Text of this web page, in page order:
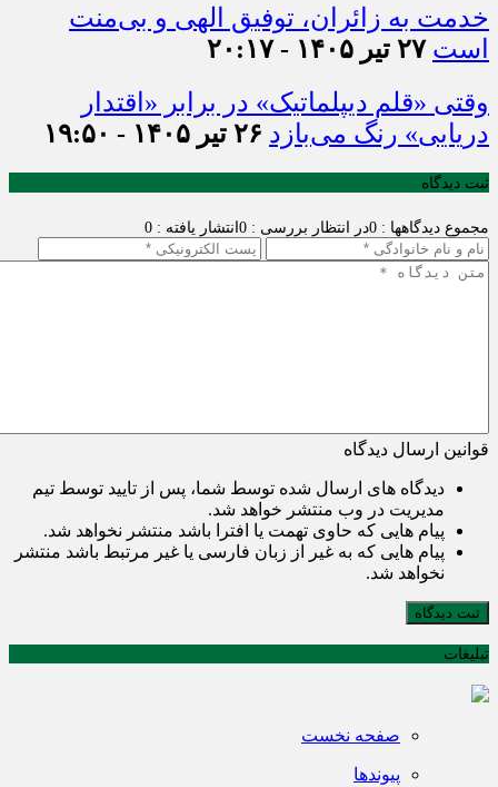
خدمت به زائران، توفیق الهی و بی‌منت
است ۲۷ تیر ۱۴۰۵ - ۲۰:۱۷
وقتی «قلم دیپلماتیک» در برابر «اقتدار
دریایی» رنگ می‌بازد ۲۶ تیر ۱۴۰۵ - ۱۹:۵۰
ثبت دیدگاه
مجموع دیدگاهها : 0 در انتظار بررسی : 0 انتشار یافته : 0
قوانین ارسال دیدگاه
دیدگاه های ارسال شده توسط شما، پس از تایید توسط تیم
مدیریت در وب منتشر خواهد شد.
پیام هایی که حاوی تهمت یا افترا باشد منتشر نخواهد شد.
پیام هایی که به غیر از زبان فارسی یا غیر مرتبط باشد منتشر
نخواهد شد.
ثبت دیدگاه
تبلیغات
صفحه نخست
پیوندها